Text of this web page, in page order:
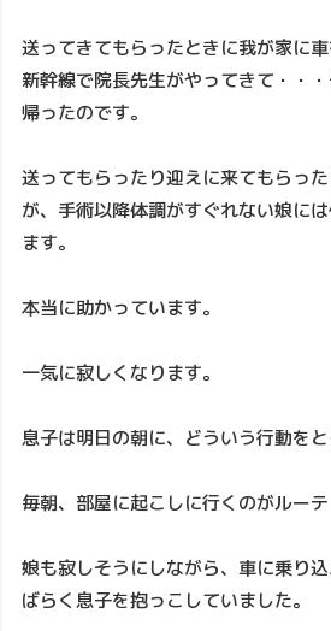
送ってきてもらったときに我が家に
新幹線で院長先生がやってきて・・
帰ったのです。
送ってもらったり迎えに来てもらっ
が、手術以降体調がすぐれない娘に
ます。
本当に助かっています。
一気に寂しくなります。
息子は明日の朝に、どういう行動をと
毎朝、部屋に起こしに行くのがルーテ
娘も寂しそうにしながら、車に乗り
ばらく息子を抱っこしていました。